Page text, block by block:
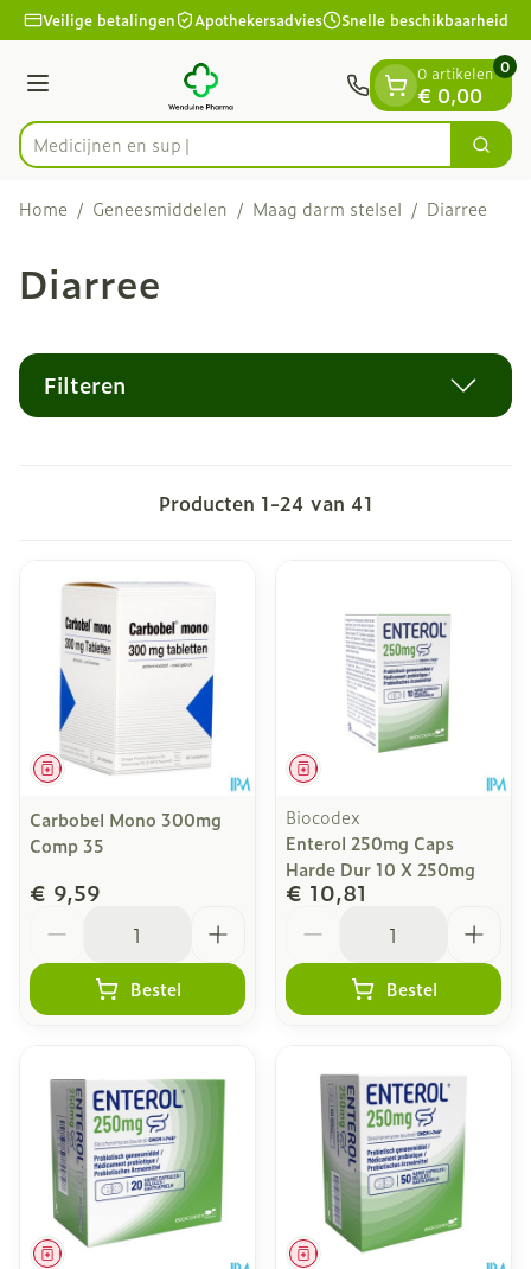
Ga naar de inhoud
1 van 1
Veilige betalingen Apothekersadvies Snelle beschikbaarheid
Menu
Product, merk, categorie... Zoek
0 artikelen
€ 0,00
0
Home / Geneesmiddelen / Maag darm stelsel / Diarree
Diarree
Filteren
Producten 1-24 van 41
Geneesmiddel
Carbobel Mono 300mg
Comp 35
€ 9,59
Bestel
Geneesmiddel
Biocodex
Enterol 250mg Caps
Harde Dur 10 X 250mg
€ 10,81
Bestel
Geneesmiddel Geneesmiddel